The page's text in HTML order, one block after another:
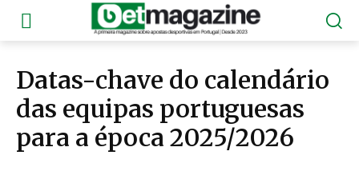
Datas-chave do calendário
das equipas portuguesas
para a época 2025/2026